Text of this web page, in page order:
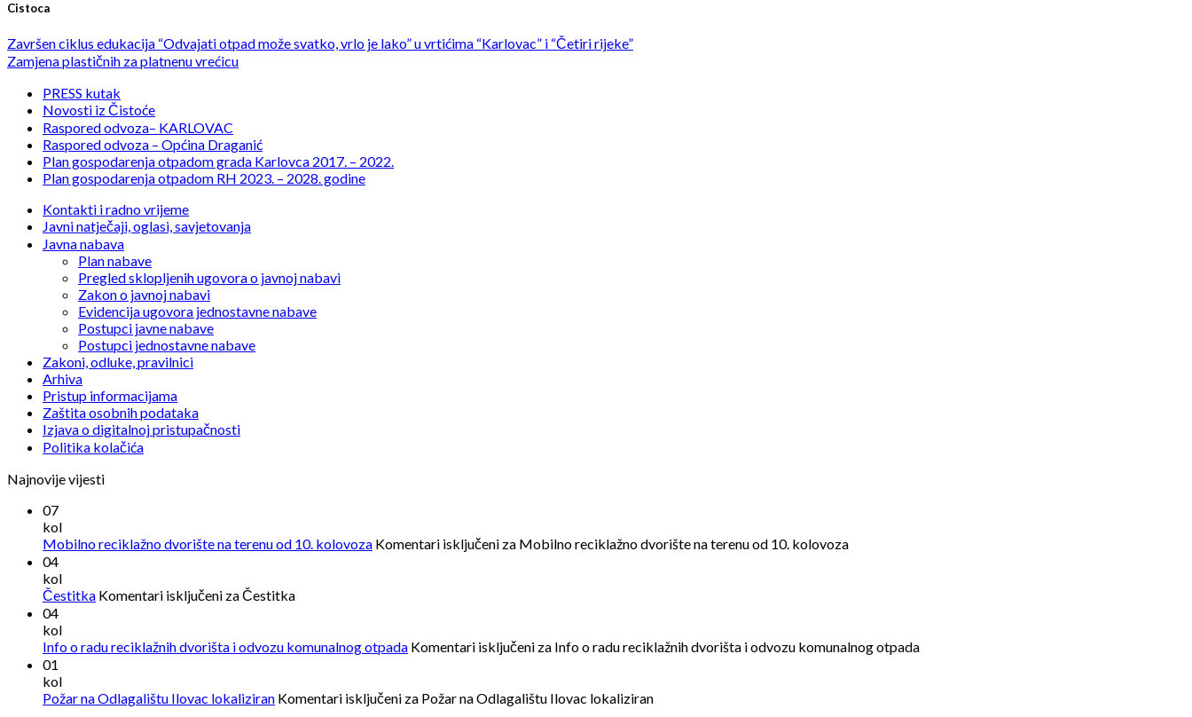
Cistoca
Završen ciklus edukacija “Odvajati otpad može svatko, vrlo je lako” u vrtićima “Karlovac” i “Četiri rijeke”
Zamjena plastičnih za platnenu vrećicu
PRESS kutak
Novosti iz Čistoće
Raspored odvoza– KARLOVAC
Raspored odvoza – Općina Draganić
Plan gospodarenja otpadom grada Karlovca 2017. – 2022.
Plan gospodarenja otpadom RH 2023. – 2028. godine
Kontakti i radno vrijeme
Javni natječaji, oglasi, savjetovanja
Javna nabava
Plan nabave
Pregled sklopljenih ugovora o javnoj nabavi
Zakon o javnoj nabavi
Evidencija ugovora jednostavne nabave
Postupci javne nabave
Postupci jednostavne nabave
Zakoni, odluke, pravilnici
Arhiva
Pristup informacijama
Zaštita osobnih podataka
Izjava o digitalnoj pristupačnosti
Politika kolačića
Najnovije vijesti
07
kol
Mobilno reciklažno dvorište na terenu od 10. kolovoza Komentari isključeni za Mobilno reciklažno dvorište na terenu od 10. kolovoza
04
kol
Čestitka Komentari isključeni za Čestitka
04
kol
Info o radu reciklažnih dvorišta i odvozu komunalnog otpada Komentari isključeni za Info o radu reciklažnih dvorišta i odvozu komunalnog otpada
01
kol
Požar na Odlagalištu Ilovac lokaliziran Komentari isključeni za Požar na Odlagalištu Ilovac lokaliziran